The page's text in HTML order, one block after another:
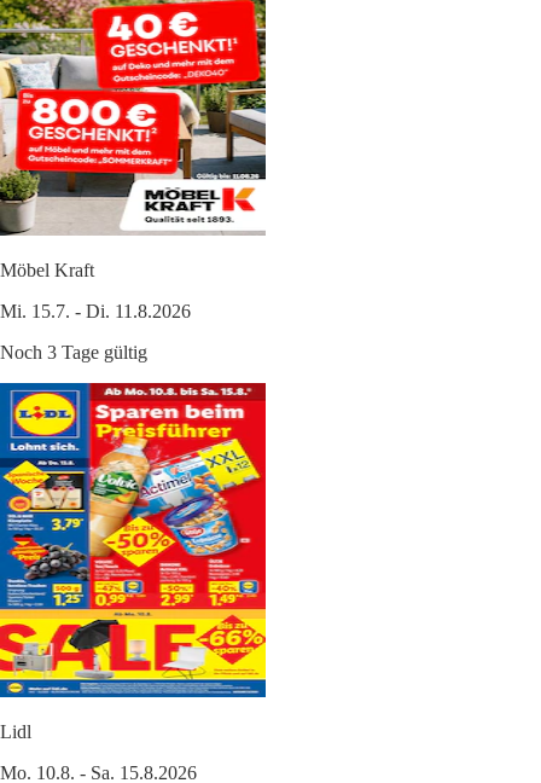
Möbel Kraft
Mi. 15.7. - Di. 11.8.2026
Noch 3 Tage gültig
Lidl
Mo. 10.8. - Sa. 15.8.2026